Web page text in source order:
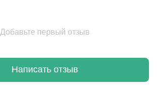
Добавьте первый отзыв
Написать отзыв